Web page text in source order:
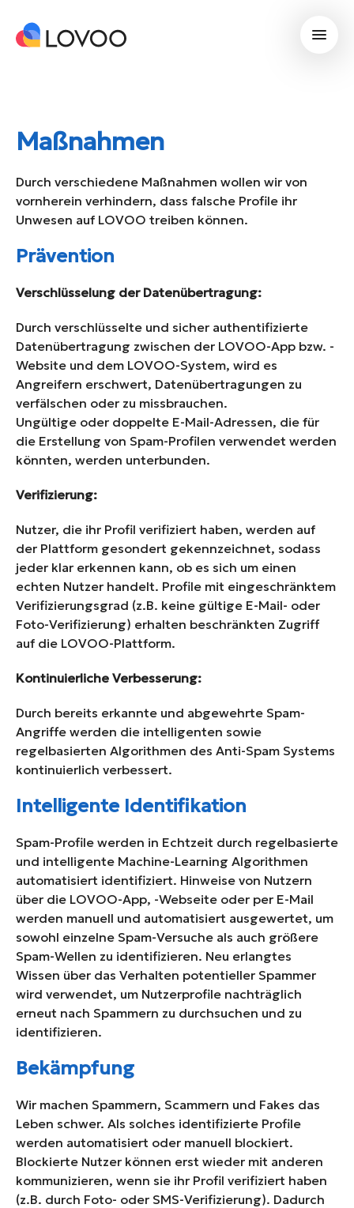
Maßnahmen
Durch verschiedene Maßnahmen wollen wir von
vornherein verhindern, dass falsche Profile ihr
Unwesen auf LOVOO treiben können.
Prävention
Verschlüsselung der Datenübertragung:
Durch verschlüsselte und sicher authentifizierte
Datenübertragung zwischen der LOVOO-App bzw. -
Website und dem LOVOO-System, wird es
Angreifern erschwert, Datenübertragungen zu
verfälschen oder zu missbrauchen.
Ungültige oder doppelte E-Mail-Adressen, die für
die Erstellung von Spam-Profilen verwendet werden
könnten, werden unterbunden.
Verifizierung:
Nutzer, die ihr Profil verifiziert haben, werden auf
der Plattform gesondert gekennzeichnet, sodass
jeder klar erkennen kann, ob es sich um einen
echten Nutzer handelt. Profile mit eingeschränktem
Verifizierungsgrad (z.B. keine gültige E-Mail- oder
Foto-Verifizierung) erhalten beschränkten Zugriff
auf die LOVOO-Plattform.
Kontinuierliche Verbesserung:
Durch bereits erkannte und abgewehrte Spam-
Angriffe werden die intelligenten sowie
regelbasierten Algorithmen des Anti-Spam Systems
kontinuierlich verbessert.
Intelligente Identifikation
Spam-Profile werden in Echtzeit durch regelbasierte
und intelligente Machine-Learning Algorithmen
automatisiert identifiziert. Hinweise von Nutzern
über die LOVOO-App, -Webseite oder per E-Mail
werden manuell und automatisiert ausgewertet, um
sowohl einzelne Spam-Versuche als auch größere
Spam-Wellen zu identifizieren. Neu erlangtes
Wissen über das Verhalten potentieller Spammer
wird verwendet, um Nutzerprofile nachträglich
erneut nach Spammern zu durchsuchen und zu
identifizieren.
Bekämpfung
Wir machen Spammern, Scammern und Fakes das
Leben schwer. Als solches identifizierte Profile
werden automatisiert oder manuell blockiert.
Blockierte Nutzer können erst wieder mit anderen
kommunizieren, wenn sie ihr Profil verifiziert haben
(z.B. durch Foto- oder SMS-Verifizierung). Dadurch